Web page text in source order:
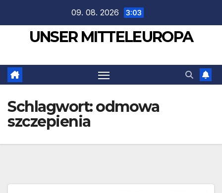
springen
09. 08. 2026 3:03
UNSER MITTELEUROPA
Schlagwort:odmowa
szczepienia